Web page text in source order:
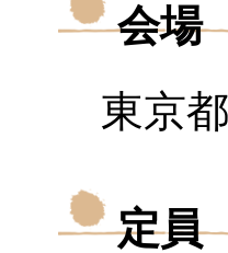
会場
東京
定員